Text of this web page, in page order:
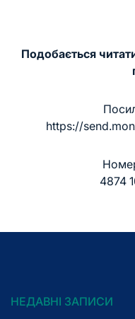
Подобається
https://
4874
НЕДАВНІ ЗАПИСИ